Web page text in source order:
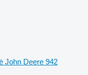
John Deere 942